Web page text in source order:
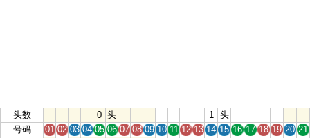
头数 0 头 1
头
号码
01 02 03 04 05 06 07 08 09 10 11 12 13 14 15 16 17 18 19 20 21